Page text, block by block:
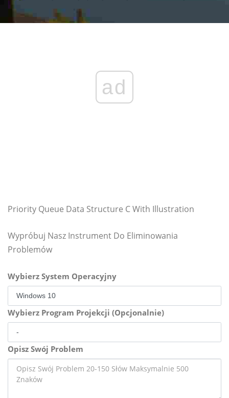
ad
Priority Queue Data Structure C With Illustration
Wypróbuj Nasz Instrument Do Eliminowania
Problemów
Wybierz System Operacyjny
Wybierz Program Projekcji (Opcjonalnie)
Opisz Swój Problem